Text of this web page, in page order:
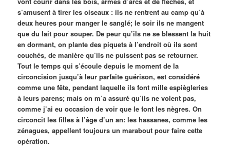
s’amusent à tirer les oiseaux : ils ne rentrent au camp qu’à
deux heures pour manger le sanglé; le soir ils ne mangent
que du lait pour souper. De peur qu’ils ne se blessent la huit
en dormant, on plante des piquets à l’endroit où ils sont
couchés, de manière qu’ils ne puissent pas se retourner.
Tout le temps qui s’écoule depuis le moment de la
circoncision jusqu’à leur parfaite guérison, est considéré
comme une fête, pendant laquelle ils font mille espiègleries
à leurs parens; mais on m’a assuré qu’ils ne volent pas,
comme j’ai eu occasion de voir que le font les nègres. On
circoncit les filles à l’âge d’un an: les hassanes, comme les
zénagues, appellent toujours un marabout pour faire cette
opération.